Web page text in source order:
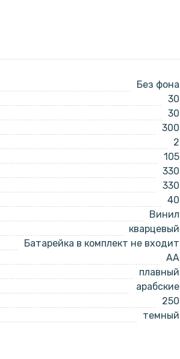
Без фона
30
30
300
2
105
330
330
40
Винил
кварцевый
Батарейка в комплект не входит
AA
плавный
арабские
250
темный